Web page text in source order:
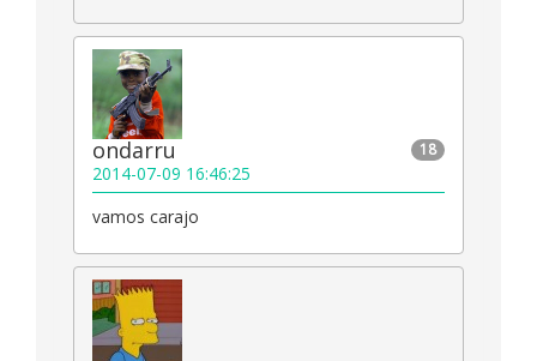
18
ondarru
2014-07-09 16:46:25
vamos carajo